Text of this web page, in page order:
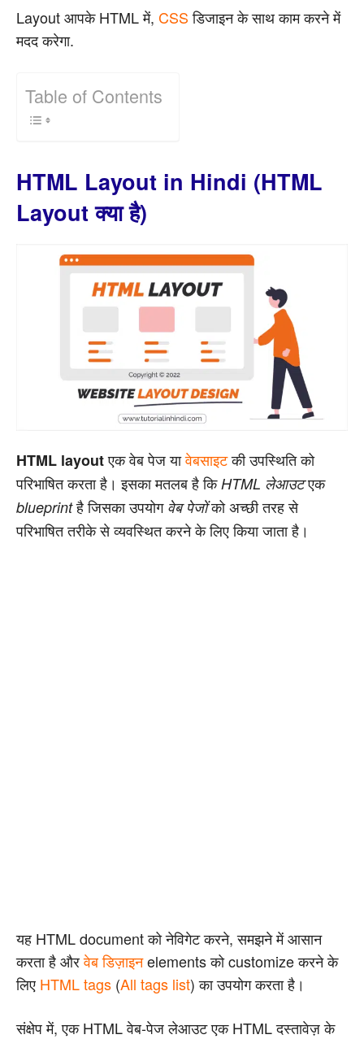
Layout आपके HTML में, CSSडिजाइन के साथ काम करने में
मदद करेगा.
Table of Contents
HTML Layout in Hindi (HTML
Layout क्या है)
HTML layoutएक वेब पेज यावेबसाइटकी उपस्थिति को
परिभाषित करता है। इसका मतलब है किHTML लेआउटएक
blueprintहै जिसका उपयोग वेब पेजोंको अच्छी तरह से
परिभाषित तरीके से व्यवस्थित करने के लिए किया जाता है।
यह HTML document को नेविगेट करने, समझने में आसान
करता है औरवेब डिज़ाइनelements को customize करने के
लिए HTML tags (All tags list) का उपयोग करता है।
संक्षेप में, एक HTML वेब-पेज लेआउट एक HTML दस्तावेज़ के